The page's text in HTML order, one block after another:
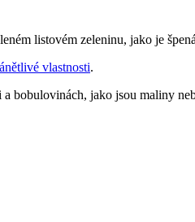
listovém zeleninu, jako je
vlastnosti.
bobulovinách, jako jsou maliny